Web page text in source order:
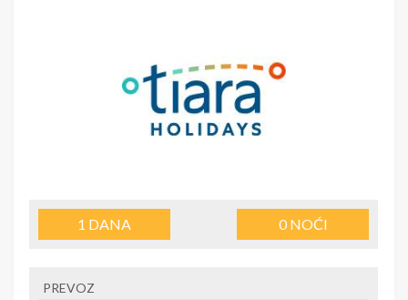
1 DANA 0NOĆI
PREVOZ